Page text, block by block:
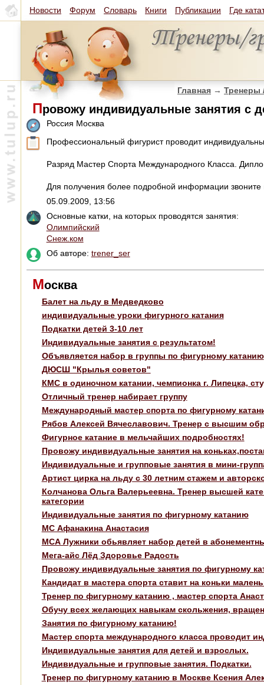
Новости Форум Словарь Книги Публикации Где
Главная → Тренеры
Провожу индивидуальные занятия с
Россия Москва
Профессиональный фигурист проводит
Разряд Мастер Спорта Международного Класса.
Для получения более подробной информации
05.09.2009, 13:56
Основные катки, на которых проводятся занятия:
Олимпийский
Снеж.ком
Об авторе: trener_ser
Москва
Балет на льду в Медведково
индивидуальные уроки фигурного катания
Подкатки детей 3-10 лет
Индивидуальные занятия с результатом!
Объявляется набор в группы по фигурному катанию
ДЮСШ "Крылья советов"
КМС в одиночном катании, чемпионка г. Липецка,
Отличный тренер набирает группу
Международный мастер спорта по фигурному
Рябов Алексей Вячеславович. Тренер с высшим
Фигурное катание в мельчайших подробностях!
Провожу индивидуальные занятия на
Индивидуальные и групповые занятия в мини-
Артист цирка на льду с 30 летним стажем и
Колчанова Ольга Валерьеевна. Тренер высшей
категории
Индивидуальные занятия по фигурному катанию
МС Афанакина Анастасия
МСА Лужники обьявляет набор детей в
Мега-айс Лёд Здоровье Радость
Провожу индивидуальные занятия по фигурному
Кандидат в мастера спорта ставит на коньки
Тренер по фигурному катанию , мастер спорта
Обучу всех желающих навыкам скольжения,
Занятия по фигурному катанию!
Мастер спорта международного класса проводит
Индивидуальные занятия для детей и взрослых.
Индивидуальные и групповые занятия. Подкатки.
Тренер по фигурному катанию в Москве Ксения